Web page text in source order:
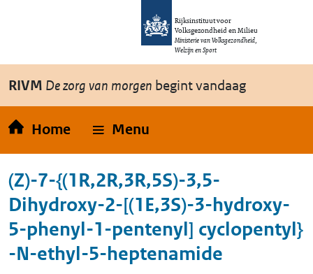
Overslaan en naar de inhoud gaan
Rijksinstituut voor
Volksgezondheid en Milieu
Ministerie van Volksgezondheid,
Welzijn en Sport
RIVM De zorg van morgen begint vandaag
Home Menu
(Z)-7-{(1R,2R,3R,5S)-3,5-
Dihydroxy-2-[(1E,3S)-3-hydroxy-
5-phenyl-1-pentenyl] cyclopentyl}
-N-ethyl-5-heptenamide